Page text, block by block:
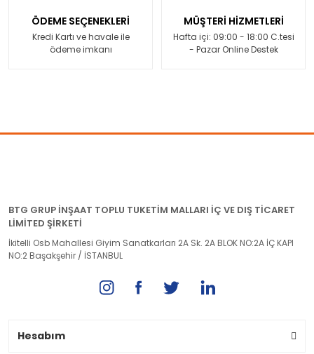
ÖDEME SEÇENEKLERİ
Kredi Kartı ve havale ile
ödeme imkanı
MÜŞTERİ HİZMETLERİ
Hafta içi: 09:00 - 18:00 C.tesi
- Pazar Online Destek
BTG GRUP İNŞAAT TOPLU TUKETİM MALLARI İÇ VE DIŞ TİCARET
LİMİTED ŞİRKETİ
İkitelli Osb Mahallesi Giyim Sanatkarları 2A Sk. 2A BLOK NO:2A İÇ KAPI
NO:2 Başakşehir / İSTANBUL
Hesabım